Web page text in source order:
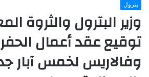
بترول
وزير البترول والثروة
توقيع عقد أعمال
وفالاريس لخمس آبار